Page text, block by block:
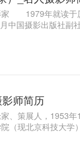
家 1979年就读于
国摄影出版社副
师简历
、策展人，1953
（现北京科技大学